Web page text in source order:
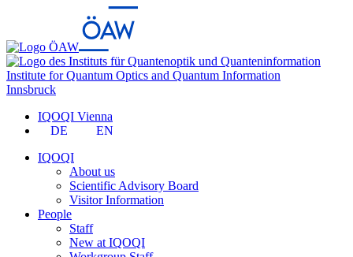
Institute for Quantum Optics and Quantum Information
Innsbruck
IQOQI Vienna
DE
EN
IQOQI
About us
Scientific Advisory Board
Visitor Information
People
Staff
New at IQOQI